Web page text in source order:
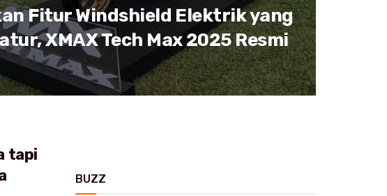
Fitur Windshield Elektrik yang
XMAX Tech Max 2025 Resmi
tapi
BUZZ